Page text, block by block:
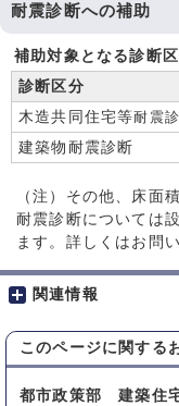
耐震診断への補助
補助対象となる診断
診断区分
木造共同住宅等耐震
建築物耐震診断
（注）その他、床面
耐震診断については
ます。詳しくはお問
関連情報
このページに関する
都市政策部 建築住